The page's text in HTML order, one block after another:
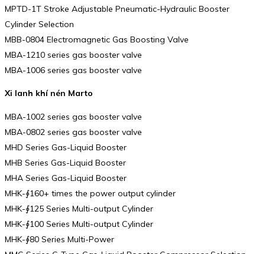
MPTD-1T Stroke Adjustable Pneumatic-Hydraulic Booster
Cylinder Selection
MBB-0804 Electromagnetic Gas Boosting Valve
MBA-1210 series gas booster valve
MBA-1006 series gas booster valve
Xi lanh khí nén Marto
MBA-1002 series gas booster valve
MBA-0802 series gas booster valve
MHD Series Gas-Liquid Booster
MHB Series Gas-Liquid Booster
MHA Series Gas-Liquid Booster
MHK-∮160+ times the power output cylinder
MHK-∮125 Series Multi-output Cylinder
MHK-∮100 Series Multi-output Cylinder
MHK-∮80 Series Multi-Power